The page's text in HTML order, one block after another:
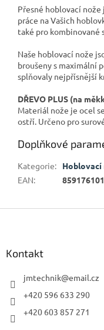
Přesné hoblovací
práce na Vašich
také pro kombinované
Naše hoblovací nože
broušeny s maximální
splňovaly nejpřísnější
DŘEVO PLUS (na
Materiál nože je ocel
ostří. Určeno pro
Doplňkové
Kategorie:
Hoblovací
EAN:
Kontakt
jmtechnik@email.cz
+420 596 633 290
+420 603 857 271